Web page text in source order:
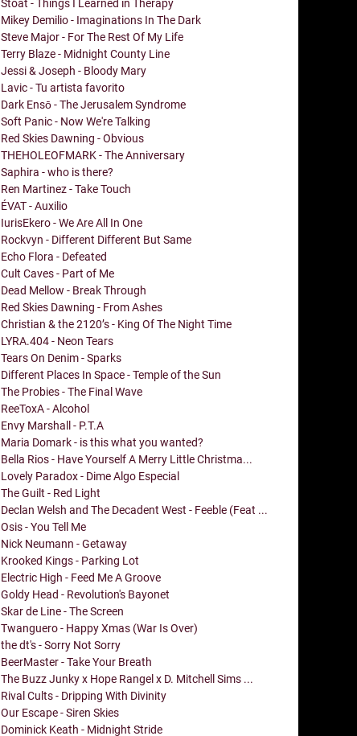
Stoat - Things I Learned in Therapy
Mikey Demilio - Imaginations In The Dark
Steve Major - For The Rest Of My Life
Terry Blaze - Midnight County Line
Jessi & Joseph - Bloody Mary
Lavic - Tu artista favorito
Dark Ensō - The Jerusalem Syndrome
Soft Panic - Now We're Talking
Red Skies Dawning - Obvious
THEHOLEOFMARK - The Anniversary
Saphira - who is there?
Ren Martinez - Take Touch
ÉVAT - Auxilio
IurisEkero - We Are All In One
Rockvyn - Different Different But Same
Echo Flora - Defeated
Cult Caves - Part of Me
Dead Mellow - Break Through
Red Skies Dawning - From Ashes
Christian & the 2120’s - King Of The Night Time
LYRA.404 - Neon Tears
Tears On Denim - Sparks
Different Places In Space - Temple of the Sun
The Probies - The Final Wave
ReeToxA - Alcohol
Envy Marshall - P.T.A
Maria Domark - is this what you wanted?
Bella Rios - Have Yourself A Merry Little Christma...
Lovely Paradox - Dime Algo Especial
The Guilt - Red Light
Declan Welsh and The Decadent West - Feeble (Feat ...
Osis - You Tell Me
Nick Neumann - Getaway
Krooked Kings - Parking Lot
Electric High - Feed Me A Groove
Goldy Head - Revolution's Bayonet
Skar de Line - The Screen
Twanguero - Happy Xmas (War Is Over)
the dt's - Sorry Not Sorry
BeerMaster - Take Your Breath
The Buzz Junky x Hope Rangel x D. Mitchell Sims ...
Rival Cults - Dripping With Divinity
Our Escape - Siren Skies
Dominick Keath - Midnight Stride